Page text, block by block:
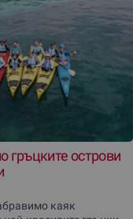
гръцките острови
каяк